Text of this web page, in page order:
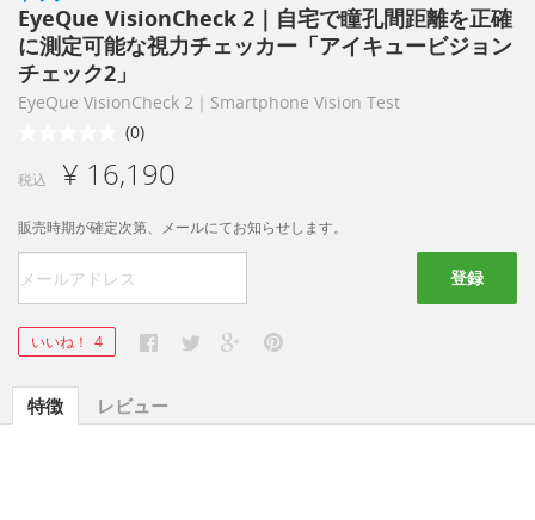
EyeQue VisionCheck 2｜自宅で瞳孔間距離を正確
に測定可能な視力チェッカー「アイキュービジョン
チェック2」
EyeQue VisionCheck 2｜Smartphone Vision Test
(0)
税込 ¥ 16,190
販売時期が確定次第、メールにてお知らせします。
登録
いいね！ 4
特徴 レビュー